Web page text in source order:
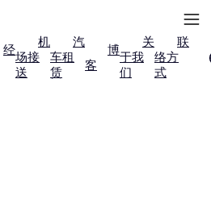
经
机
场接
送
汽
车租
赁
博
客
关
于我
们
联
络方
式